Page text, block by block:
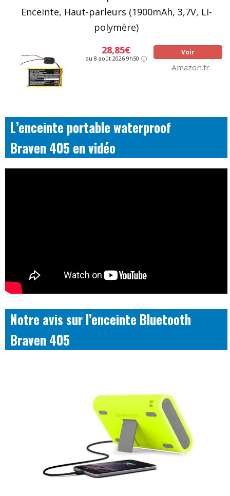
Enceinte, Haut-parleurs (1900mAh, 3,7V, Li-
polymère)
28,85€
au 8 août 2026 9h50
Voir
Amazon.fr
L’enceinte portable waterproof
Braven 405 en vidéo
Notre avis sur l’enceinte Bluetooth
Braven 405